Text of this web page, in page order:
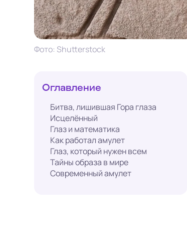
Фото: Shutterstock
Оглавление
Битва, лишившая Гора глаза
Исцелённый
Глаз и математика
Как работал амулет
Глаз, который нужен всем
Тайны образа в мире
Современный амулет